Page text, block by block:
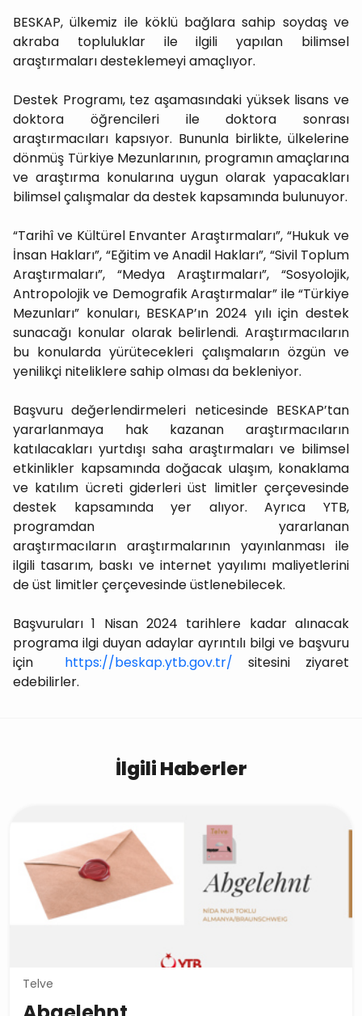
BESKAP, ülkemiz ile köklü bağlara sahip soydaş ve
akraba topluluklar ile ilgili yapılan bilimsel
araştırmaları desteklemeyi amaçlıyor.
Destek Programı, tez aşamasındaki yüksek lisans ve
doktora öğrencileri ile doktora sonrası
araştırmacıları kapsıyor. Bununla birlikte, ülkelerine
dönmüş Türkiye Mezunlarının, programın amaçlarına
ve araştırma konularına uygun olarak yapacakları
bilimsel çalışmalar da destek kapsamında bulunuyor.
“Tarihî ve Kültürel Envanter Araştırmaları”, “Hukuk ve
İnsan Hakları”, “Eğitim ve Anadil Hakları”, “Sivil Toplum
Araştırmaları”, “Medya Araştırmaları”, “Sosyolojik,
Antropolojik ve Demografik Araştırmalar” ile “Türkiye
Mezunları” konuları, BESKAP’ın 2024 yılı için destek
sunacağı konular olarak belirlendi. Araştırmacıların
bu konularda yürütecekleri çalışmaların özgün ve
yenilikçi niteliklere sahip olması da bekleniyor.
Başvuru değerlendirmeleri neticesinde BESKAP’tan
yararlanmaya hak kazanan araştırmacıların
katılacakları yurtdışı saha araştırmaları ve bilimsel
etkinlikler kapsamında doğacak ulaşım, konaklama
ve katılım ücreti giderleri üst limitler çerçevesinde
destek kapsamında yer alıyor. Ayrıca YTB,
programdan yararlanan
araştırmacıların araştırmalarının yayınlanması ile
ilgili tasarım, baskı ve internet yayılımı maliyetlerini
de üst limitler çerçevesinde üstlenebilecek.
Başvuruları 1 Nisan 2024 tarihlere kadar alınacak
programa ilgi duyan adaylar ayrıntılı bilgi ve başvuru
için https://beskap.ytb.gov.tr/ sitesini ziyaret
edebilirler.
İlgili Haberler
Telve